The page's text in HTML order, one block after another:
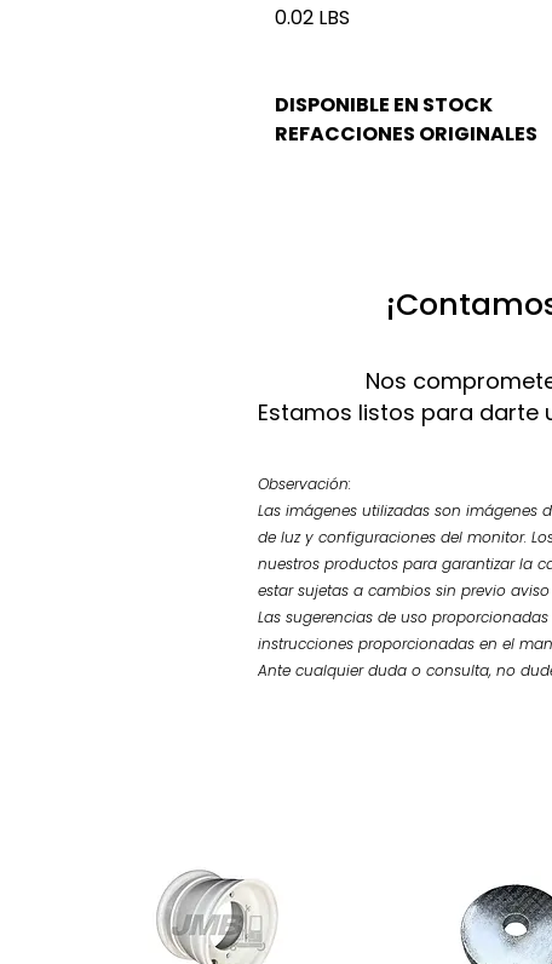
0.02 LBS
DISPONIBLE EN STOCK
REFACCIONES ORIGINALES
Nos
Estamos listos para darte
Observación:
Las imágenes utilizadas son imágenes
de luz y configuraciones del monitor.
nuestros productos para garantizar la
estar sujetas a cambios sin previo
Las sugerencias de uso
instrucciones proporcionadas en el
Ante cualquier duda o consulta, no